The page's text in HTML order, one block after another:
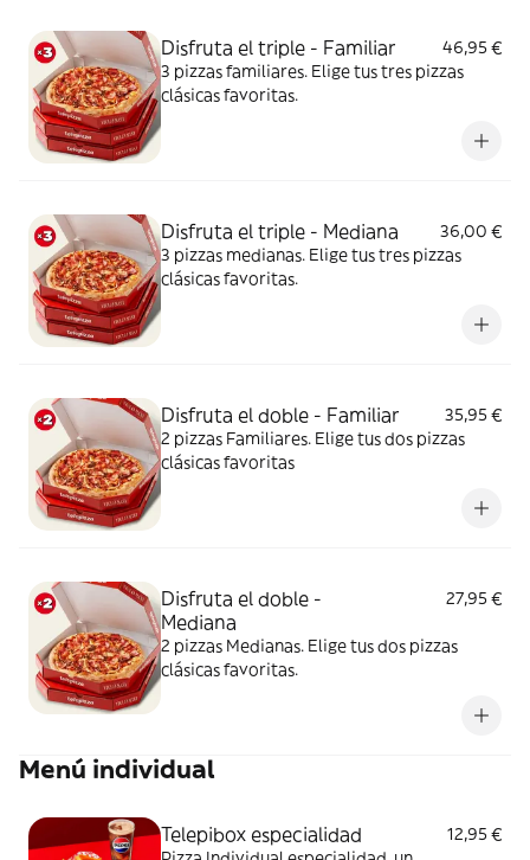
Disfruta el triple - Familiar
46,95 €
3 pizzas familiares. Elige tus tres pizzas
clásicas favoritas.
Disfruta el triple - Mediana
36,00 €
3 pizzas medianas. Elige tus tres pizzas
clásicas favoritas.
Disfruta el doble - Familiar
35,95 €
2 pizzas Familiares. Elige tus dos pizzas
clásicas favoritas
Disfruta el doble -
Mediana
27,95 €
2 pizzas Medianas. Elige tus dos pizzas
clásicas favoritas.
Menú individual
Telepibox especialidad
12,95 €